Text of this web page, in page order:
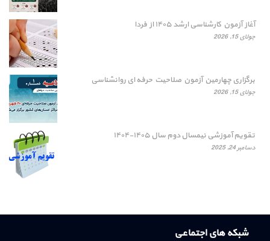
آغاز آزمون کارشناسی ارشد ۱۴۰۵ از فردا
جولای 15, 2026
برگزاری چهارمین آزمون صلاحیت حرفه ای روانشناسی
جولای 15, 2026
تقویم آموزشی نیمسال دوم سال ۱۴۰۵-۱۴۰۴
دسامبر 24, 2025
شبکه های اجتماعی